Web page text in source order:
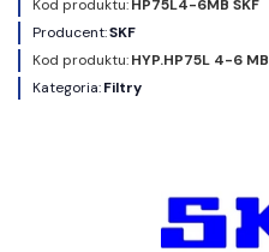
Kod produktu:HP75L4-6MB SKF
Producent:SKF
Kod produktu:HYP.HP75L 4-6 MB
Kategoria:Filtry